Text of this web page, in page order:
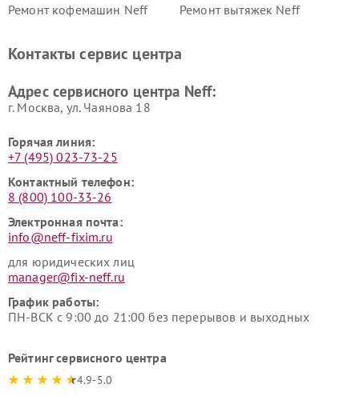
Ремонт кофемашин Neff Ремонт вытяжек Neff
Контакты сервис центра
Адрес сервисного центра Neff:
г. Москва, ул. Чаянова 18
Горячая линия:
+7 (495) 023-73-25
Контактный телефон:
8 (800) 100-33-26
Электронная почта:
info@neff-fixim.ru
для юридических лиц
manager@fix-neff.ru
График работы:
ПН-ВСК с 9:00 до 21:00 без перерывов и выходных
Рейтинг сервисного центра
4.9-5.0